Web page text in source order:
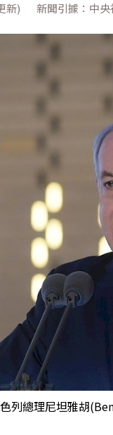
新) 新聞引據：中央
列總理尼坦雅胡